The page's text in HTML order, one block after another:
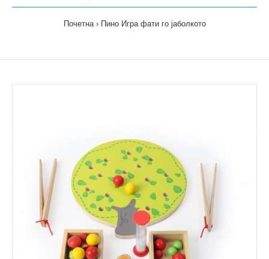
Почетна Пино Игра фати го јаболкото